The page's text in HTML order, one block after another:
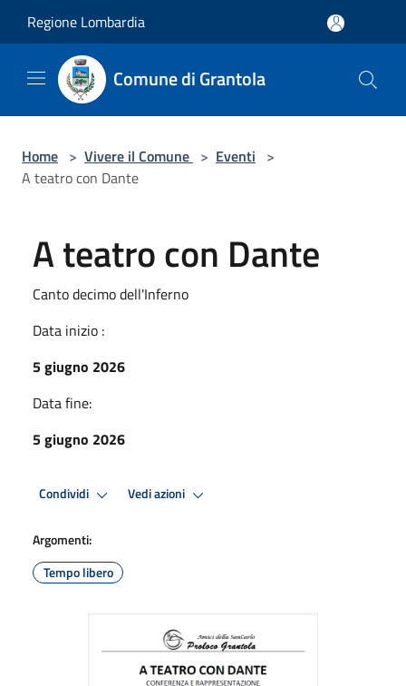
Regione Lombardia
Comune di Grantola
Home > Vivere il Comune > Eventi >
A teatro con Dante
A teatro con Dante
Canto decimo dell'Inferno
Data inizio :
5 giugno 2026
Data fine:
5 giugno 2026
Condividi Vedi azioni
Argomenti:
Tempo libero